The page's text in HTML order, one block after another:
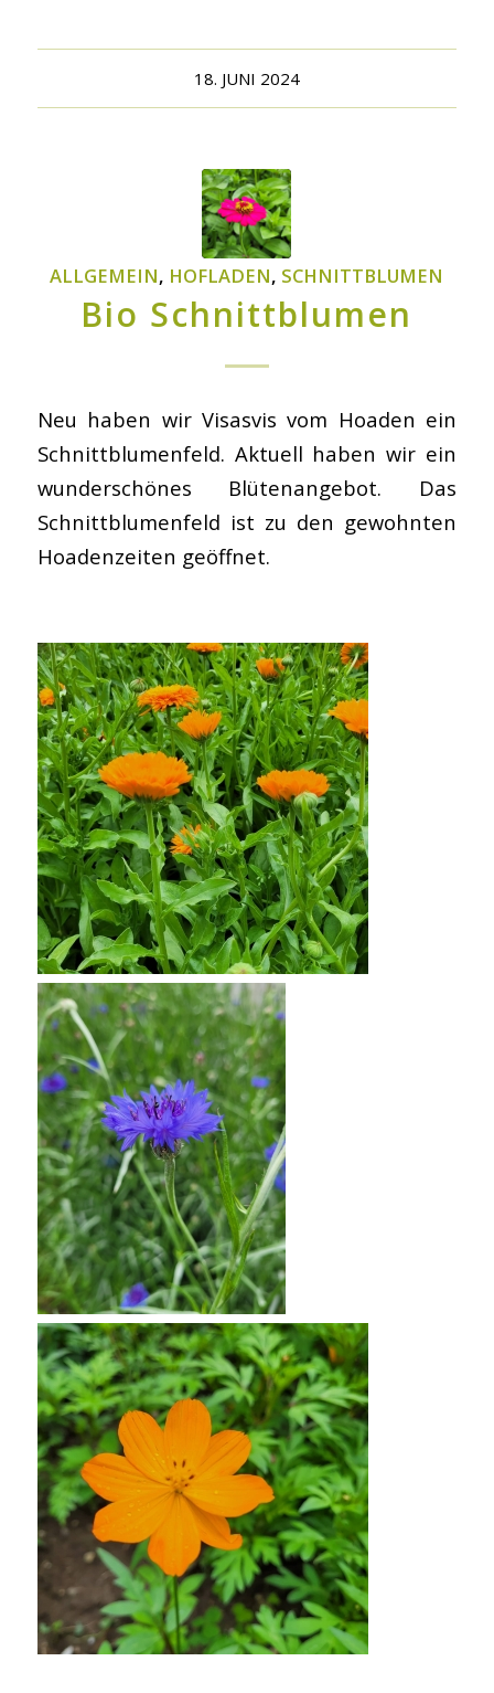
18. JUNI 2024
ALLGEMEIN, HOFLADEN, SCHNITTBLUMEN
Bio Schnittblumen
Neu haben wir Visasvis vom Hofladen ein
Schnittblumenfeld. Aktuell haben wir ein
wunderschönes Blütenangebot. Das
Schnittblumenfeld ist zu den gewohnten
Hofladenzeiten geöffnet.